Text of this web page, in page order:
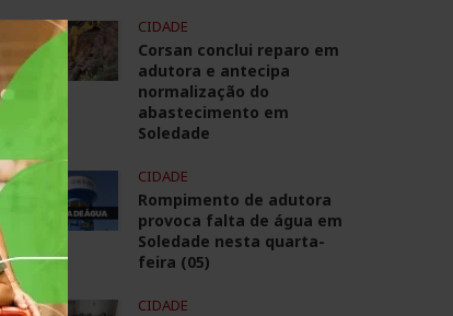
CIDADE
Corsan conclui reparo em
adutora e antecipa
normalização do
abastecimento em
Soledade
CIDADE
Rompimento de adutora
provoca falta de água em
Soledade nesta quarta-
feira (05)
CIDADE